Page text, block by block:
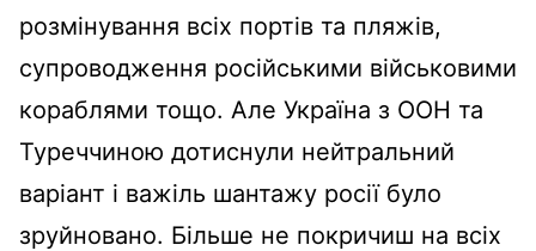
розмінування всіх портів та пляжів,
супроводження російськими військовими
кораблями тощо. Але Україна з ООН та
Туреччиною дотиснули нейтральний
варіант і важіль шантажу росії було
зруйновано. Більше не покричиш на всіх